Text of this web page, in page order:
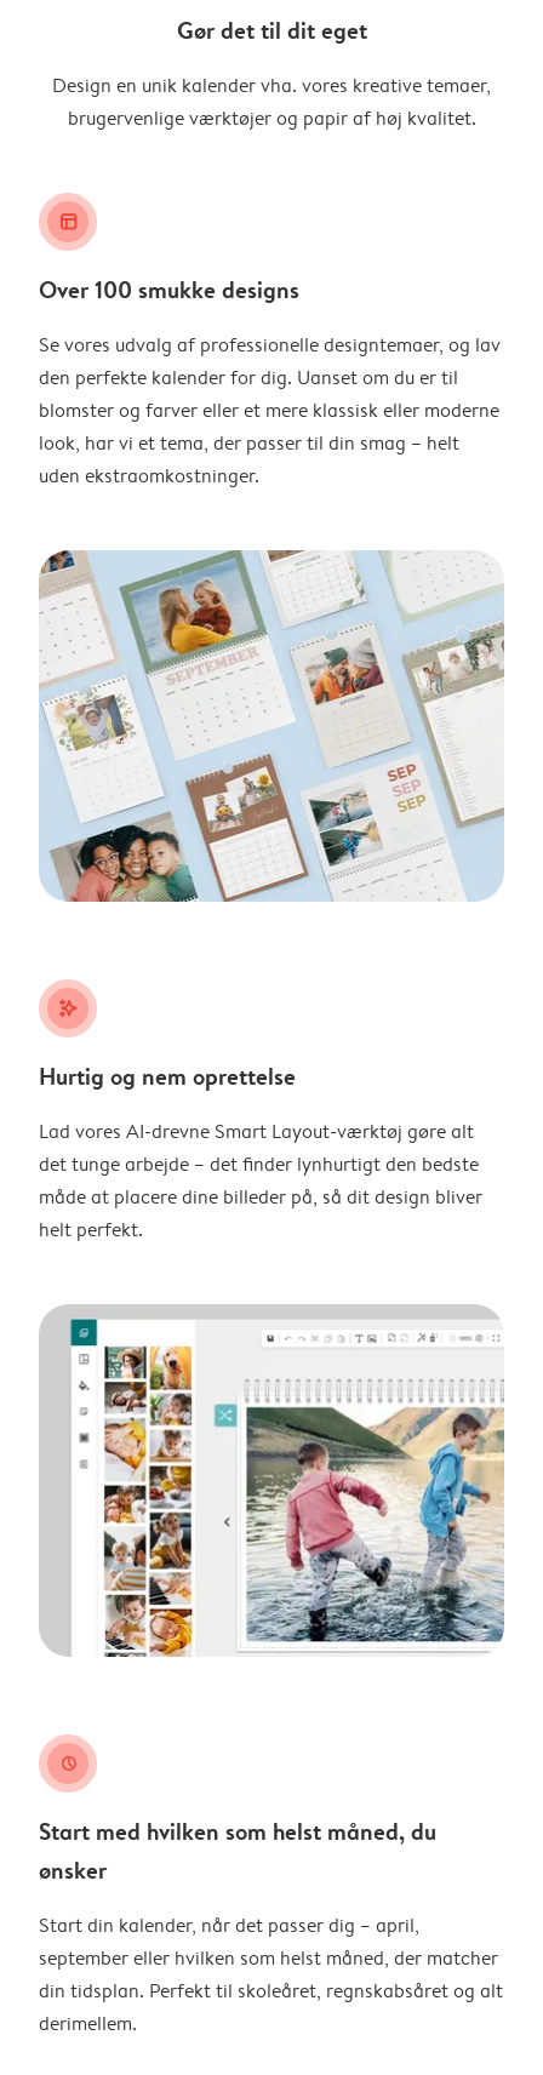
Gør det til dit eget
Design en unik kalender vha. vores kreative temaer,
brugervenlige værktøjer og papir af høj kvalitet.
layout_alt
Over 100 smukke designs
Se vores udvalg af professionelle designtemaer, og lav
den perfekte kalender for dig. Uanset om du er til
blomster og farver eller et mere klassisk eller moderne
look, har vi et tema, der passer til din smag – helt
uden ekstraomkostninger.
stars_plus
Hurtig og nem oprettelse
Lad vores AI-drevne Smart Layout-værktøj gøre alt
det tunge arbejde – det finder lynhurtigt den bedste
måde at placere dine billeder på, så dit design bliver
helt perfekt.
clock
Start med hvilken som helst måned, du
ønsker
Start din kalender, når det passer dig – april,
september eller hvilken som helst måned, der matcher
din tidsplan. Perfekt til skoleåret, regnskabsåret og alt
derimellem.